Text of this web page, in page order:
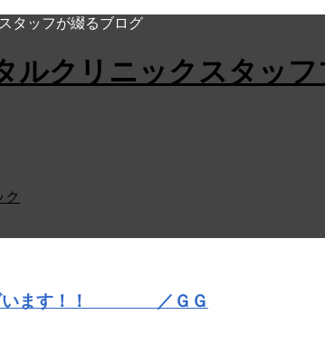
タッフが綴るブログ
ク
ざいます！！ ／ＧＧ